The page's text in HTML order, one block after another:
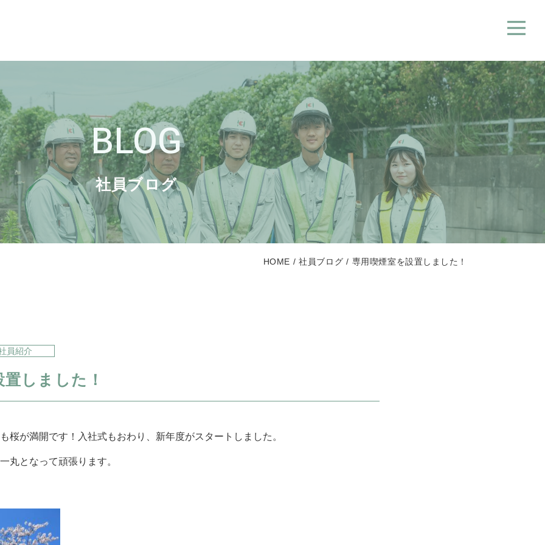
BLOG
社員ブログ
HOME 社員ブログ 専用喫煙室を設置しました！
員紹介
しました！
桜が満開です！入社式もおわり、新年度がスタートしました。
丸となって頑張ります。